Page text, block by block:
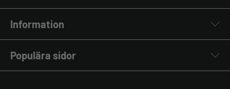
Laddkablar
Kabelhållare
Stolpar & Fästen
Portabla Laddare
Information
Kontakta oss
Vanliga frågor & svar
Populära sidor